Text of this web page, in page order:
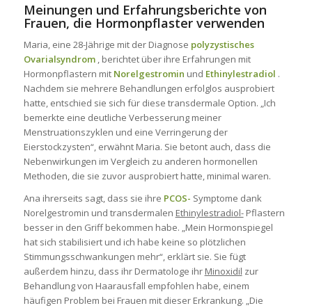
Meinungen und Erfahrungsberichte von
Frauen, die Hormonpflaster verwenden
Maria, eine 28-Jährige mit der Diagnose polyzystisches
Ovarialsyndrom, berichtet über ihre Erfahrungen mit
Hormonpflastern mit Norelgestromin und Ethinylestradiol .
Nachdem sie mehrere Behandlungen erfolglos ausprobiert
hatte, entschied sie sich für diese transdermale Option. „Ich
bemerkte eine deutliche Verbesserung meiner
Menstruationszyklen und eine Verringerung der
Eierstockzysten“, erwähnt Maria. Sie betont auch, dass die
Nebenwirkungen im Vergleich zu anderen hormonellen
Methoden, die sie zuvor ausprobiert hatte, minimal waren.
Ana ihrerseits sagt, dass sie ihre PCOS- Symptome dank
Norelgestromin und transdermalen Ethinylestradiol-Pflastern
besser in den Griff bekommen habe. „Mein Hormonspiegel
hat sich stabilisiert und ich habe keine so plötzlichen
Stimmungsschwankungen mehr“, erklärt sie. Sie fügt
außerdem hinzu, dass ihr Dermatologe ihr Minoxidil zur
Behandlung von Haarausfall empfohlen habe, einem
häufigen Problem bei Frauen mit dieser Erkrankung. „Die